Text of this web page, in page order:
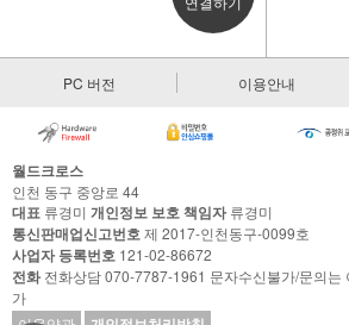
PC 버전 이용안내
월드크로스
인천 동구 중앙로 44
대표 류경미 개인정보 보호 책임자류경미
통신판매업신고번호 제 2017-인천동구-0099호
사업자 등록번호 121-02-86672
전화전화상담 070-7787-1961 문자수신불가/문의는
가